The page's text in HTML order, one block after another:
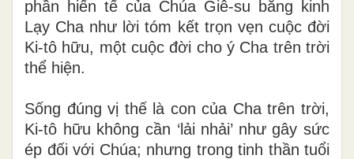
phần hiến tế của Chúa Giê-su bằng kinh
Lạy Cha như lời tóm kết trọn vẹn cuộc đời
Ki-tô hữu, một cuộc đời cho ý Cha trên trời
thể hiện.
Sống đúng vị thế là con của Cha trên trời,
Ki-tô hữu không cần ‘lải nhải’ như gây sức
ép đối với Chúa; nhưng trong tinh thần tuổi